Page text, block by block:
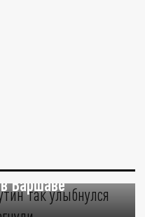
так
Варшаве